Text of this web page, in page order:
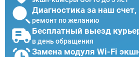
Диагностика за наш счет,
ремонт по желанию
Бесплатный выезд
в день обращения
Замена модуля Wi-Fi